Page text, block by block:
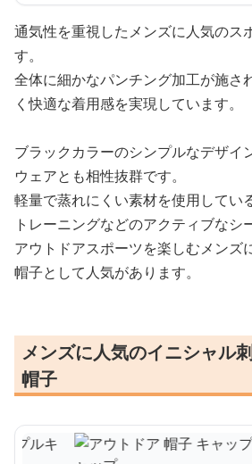
通気性を重視したメンズに人気のス
す。
全体に細かなパンチング加工が施さ
く快適な着用感を実現しています。
ブラックカラーのシンプルなデザイ
ウェアとも相性抜群です。
軽量で蒸れにくい素材を使用してい
トレーニングなどのアクティブなシ
アウトドアスポーツを楽しむメンズ
帽子として人気があります。
メンズに人気のイニシャル
帽子